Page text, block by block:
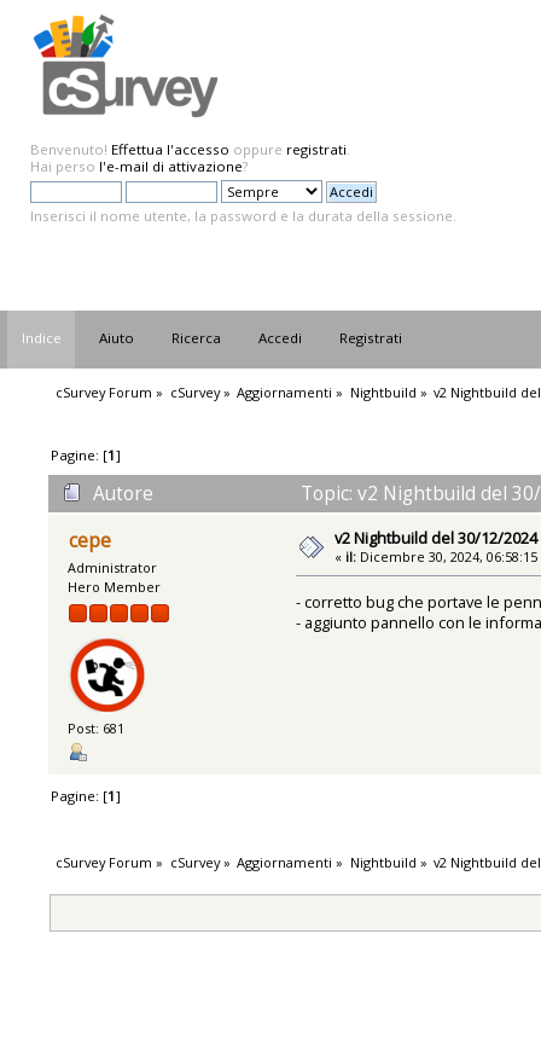
Benvenuto! Effettua l'accesso oppure registrati.
Hai perso l'e-mail di attivazione?
Inserisci il nome utente, la password e la durata della sessione.
Indice Aiuto Ricerca Accedi Registrati
cSurvey Forum » cSurvey» Aggiornamenti » Nightbuild » v2 Nightbuild
Pagine: [1]
Autore
Topic: v2 Nightbuild del
cepe
Administrator
Hero Member
Post: 681
v2 Nightbuild del 30/12/2024
« il: Dicembre 30, 2024,
- corretto bug che portave le
- aggiunto pannello con le
Pagine: [1]
cSurvey Forum » cSurvey» Aggiornamenti » Nightbuild » v2 Nightbuild